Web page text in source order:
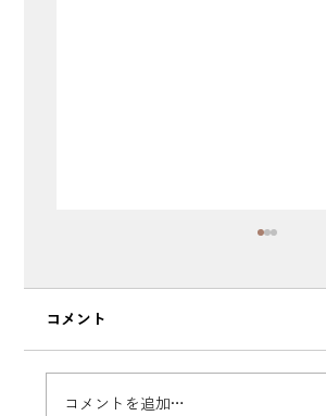
コメント
コメントを追加…